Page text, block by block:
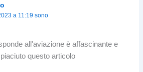
a 11:19 sono
all'aviazione è affascinante e
questo articolo